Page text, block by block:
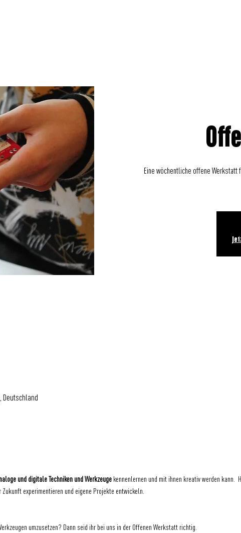
Eine wöchentliche offene Werkstatt
Deutschland
und digitale Techniken und Werkzeuge kennenlernen und mit ihnen kreativ werden kann.
experimentieren und eigene Projekte entwickeln.
umzusetzen? Dann seid ihr bei uns in der Offenen Werkstatt richtig.